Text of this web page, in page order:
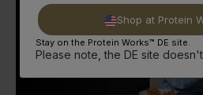
Shop at Protein
Stay on the Protein Works™ DE site.
Please note, the DE site